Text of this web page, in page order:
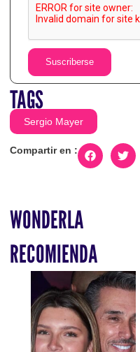
Suscriberse
TAGS
Sergio Mayer
Compartir en :
WONDERLA
RECOMIENDA